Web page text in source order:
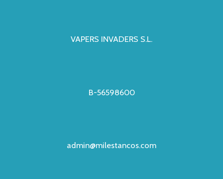
VAPERS INVADERS S.L.
B-56598600
admin@milestancos.com